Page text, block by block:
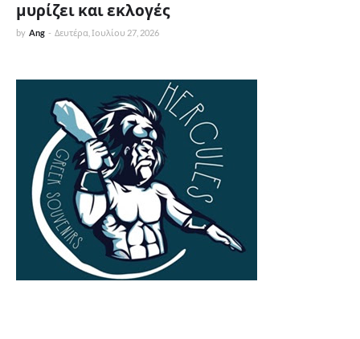
μυρίζει και εκλογές
by Ang - Δευτέρα, Ιουλίου 27, 2026